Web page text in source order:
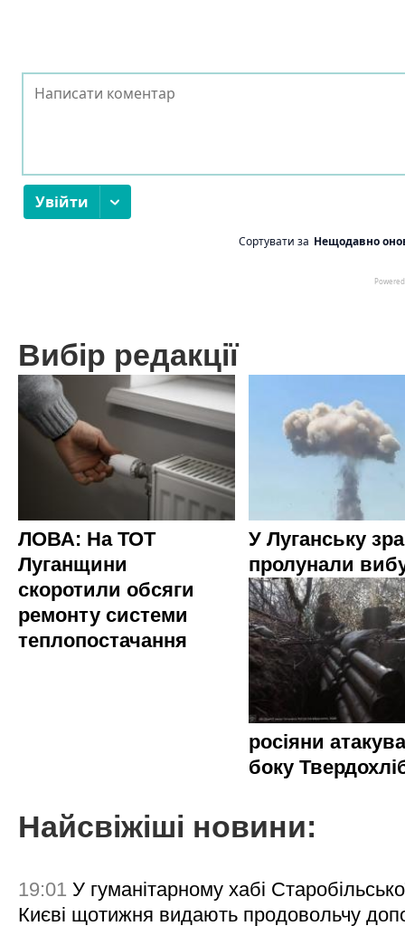
Вибір редакції
ЛОВА: На ТОТ
Луганщини
скоротили обсяги
ремонту системи
теплопостачання
У Луганську
пролунали
росіяни
боку
Найсвіжіші новини:
19:01 У гуманітарному хабі
Києві щотижня видають продовольчу